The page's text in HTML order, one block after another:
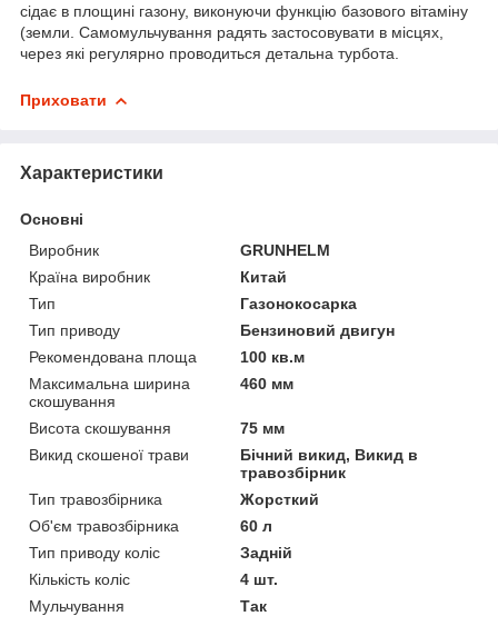
сідає в площині газону, виконуючи функцію базового вітаміну
(земли. Самомульчування радять застосовувати в місцях,
через які регулярно проводиться детальна турбота.
Приховати
Характеристики
Основні
Виробник
GRUNHELM
Країна виробник
Китай
Тип
Газонокосарка
Тип приводу
Бензиновий двигун
Рекомендована площа
100 кв.м
Максимальна ширина
скошування
460 мм
Висота скошування
75 мм
Викид скошеної трави
Бічний викид, Викид в
травозбірник
Тип травозбірника
Жорсткий
Об'єм травозбірника
60 л
Тип приводу коліс
Задній
Кількість коліс
4 шт.
Мульчування
Так